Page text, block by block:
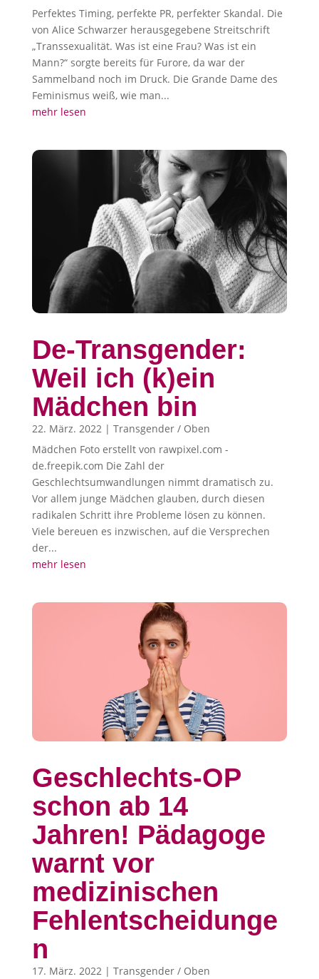
Perfektes Timing, perfekte PR, perfekter Skandal. Die
von Alice Schwarzer herausgegebene Streitschrift
„Transsexualität. Was ist eine Frau? Was ist ein
Mann?“ sorgte bereits für Furore, da war der
Sammelband noch im Druck. Die Grande Dame des
Feminismus weiß, wie man...
mehr lesen
De-Transgender:
Weil ich (k)ein
Mädchen bin
22. März. 2022 | Transgender / Oben
Mädchen Foto erstellt von rawpixel.com -
de.freepik.com Die Zahl der
Geschlechtsumwandlungen nimmt dramatisch zu.
Vor allem junge Mädchen glauben, durch diesen
radikalen Schritt ihre Probleme lösen zu können.
Viele bereuen es inzwischen, auf die Versprechen
der...
mehr lesen
Geschlechts-OP
schon ab 14
Jahren! Pädagoge
warnt vor
medizinischen
Fehlentscheidunge
n
17. März. 2022| Transgender / Oben